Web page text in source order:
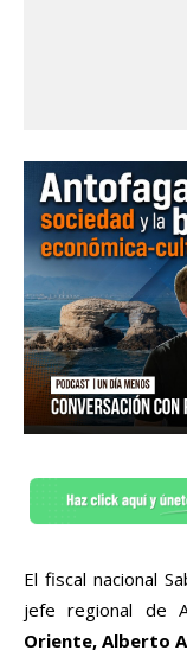
El fiscal nacional
jefe regional de
Oriente, Alberto